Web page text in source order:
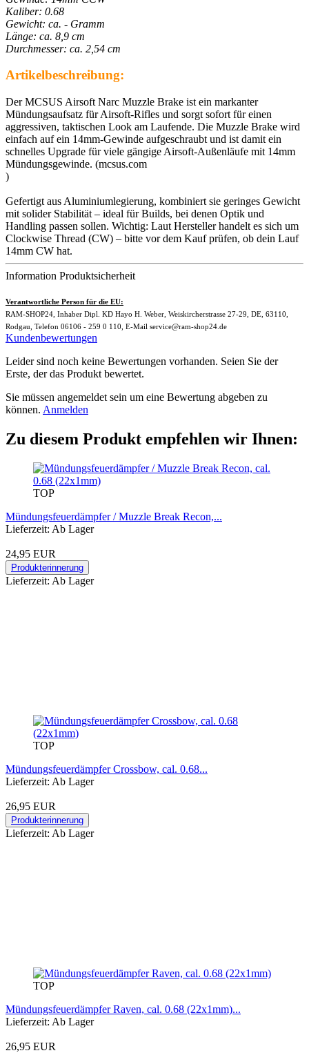
Kaliber: 0.68
Gewicht: ca. - Gramm
Länge: ca. 8,9 cm
Durchmesser: ca. 2,54 cm
Artikelbeschreibung:
Der MCSUS Airsoft Narc Muzzle Brake ist ein markanter
Mündungsaufsatz für Airsoft-Rifles und sorgt sofort für einen
aggressiven, taktischen Look am Laufende. Die Muzzle Brake wird
einfach auf ein 14mm-Gewinde aufgeschraubt und ist damit ein
schnelles Upgrade für viele gängige Airsoft-Außenläufe mit 14mm
Mündungsgewinde. (mcsus.com
)
Gefertigt aus Aluminiumlegierung, kombiniert sie geringes Gewicht
mit solider Stabilität – ideal für Builds, bei denen Optik und
Handling passen sollen. Wichtig: Laut Hersteller handelt es sich um
Clockwise Thread (CW) – bitte vor dem Kauf prüfen, ob dein Lauf
14mm CW hat.
Information Produktsicherheit
Verantwortliche Person für die EU:
RAM-SHOP24, Inhaber Dipl. KD Hayo H. Weber, Weiskircherstrasse 27-29, DE, 63110,
Rodgau, Telefon 06106 - 259 0 110, E-Mail service@ram-shop24.de
Kundenbewertungen
Leider sind noch keine Bewertungen vorhanden. Seien Sie der
Erste, der das Produkt bewertet.
Sie müssen angemeldet sein um eine Bewertung abgeben zu
können. Anmelden
Zu diesem Produkt empfehlen wir Ihnen:
TOP
Mündungsfeuerdämpfer / Muzzle Break Recon,...
Lieferzeit: Ab Lager
24,95 EUR
Produkterinnerung
Lieferzeit: Ab Lager
TOP
Mündungsfeuerdämpfer Crossbow, cal. 0.68...
Lieferzeit: Ab Lager
26,95 EUR
Produkterinnerung
Lieferzeit: Ab Lager
TOP
Mündungsfeuerdämpfer Raven, cal. 0.68 (22x1mm)...
Lieferzeit: Ab Lager
26,95 EUR